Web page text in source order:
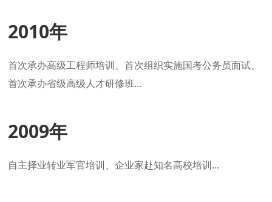
2010年
首次承办高级工程师培训、首次组织实施国考公务员面试、
首次承办省级高级人才研修班...
2009年
自主择业转业军官培训、企业家赴知名高校培训...